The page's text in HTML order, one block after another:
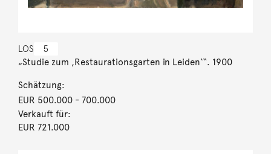
LOS 5
„Studie zum ,Restaurationsgarten in Leiden‘“. 1900
Schätzung:
EUR 500.000- 700.000
Verkauft für:
EUR 721.000